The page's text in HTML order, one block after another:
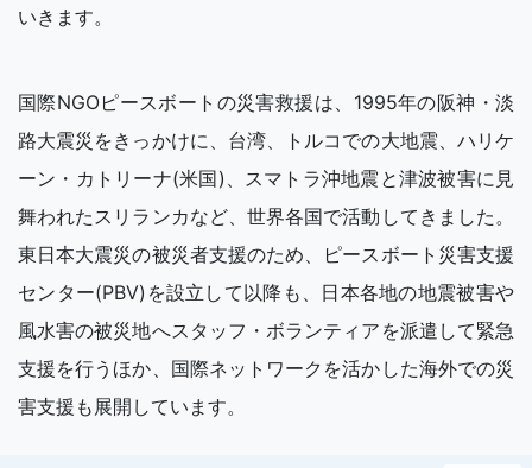
いきます。
国際NGOピースボートの災害救援は、1995年の阪神・淡
路大震災をきっかけに、台湾、トルコでの大地震、ハリケ
ーン・カトリーナ(米国)、スマトラ沖地震と津波被害に見
舞われたスリランカなど、世界各国で活動してきました。
東日本大震災の被災者支援のため、ピースボート災害支援
センター(PBV)を設立して以降も、日本各地の地震被害や
風水害の被災地へスタッフ・ボランティアを派遣して緊急
支援を行うほか、国際ネットワークを活かした海外での災
害支援も展開しています。